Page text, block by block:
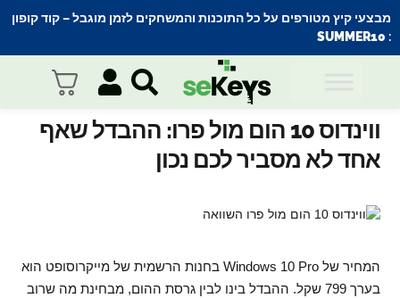
מבצעי קיץ מטורפים על כל התוכנות והמשחקים לזמן מוגבל – קוד קופון
:
SUMMER10
ווינדוס 10 הום מול פרו: ההבדל שאף
אחד לא מסביר לכם נכון
המחיר של Windows 10 Pro בחנות הרשמית של מייקרוסופט הוא
בערך 799 שקל. ההבדל בינו לבין גרסת ההום, מבחינת מה שרוב